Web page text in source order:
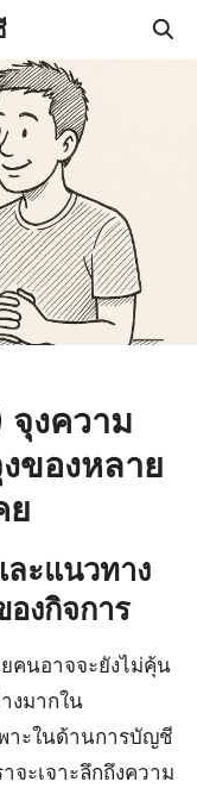
จุงความ
ของหลาย
ย
ะแนวทาง
องกิจการ
คนอาจจะยังไม่คุ้น
งมากใน
าะในด้านการบัญชี
จะเจาะลึกถึงความ